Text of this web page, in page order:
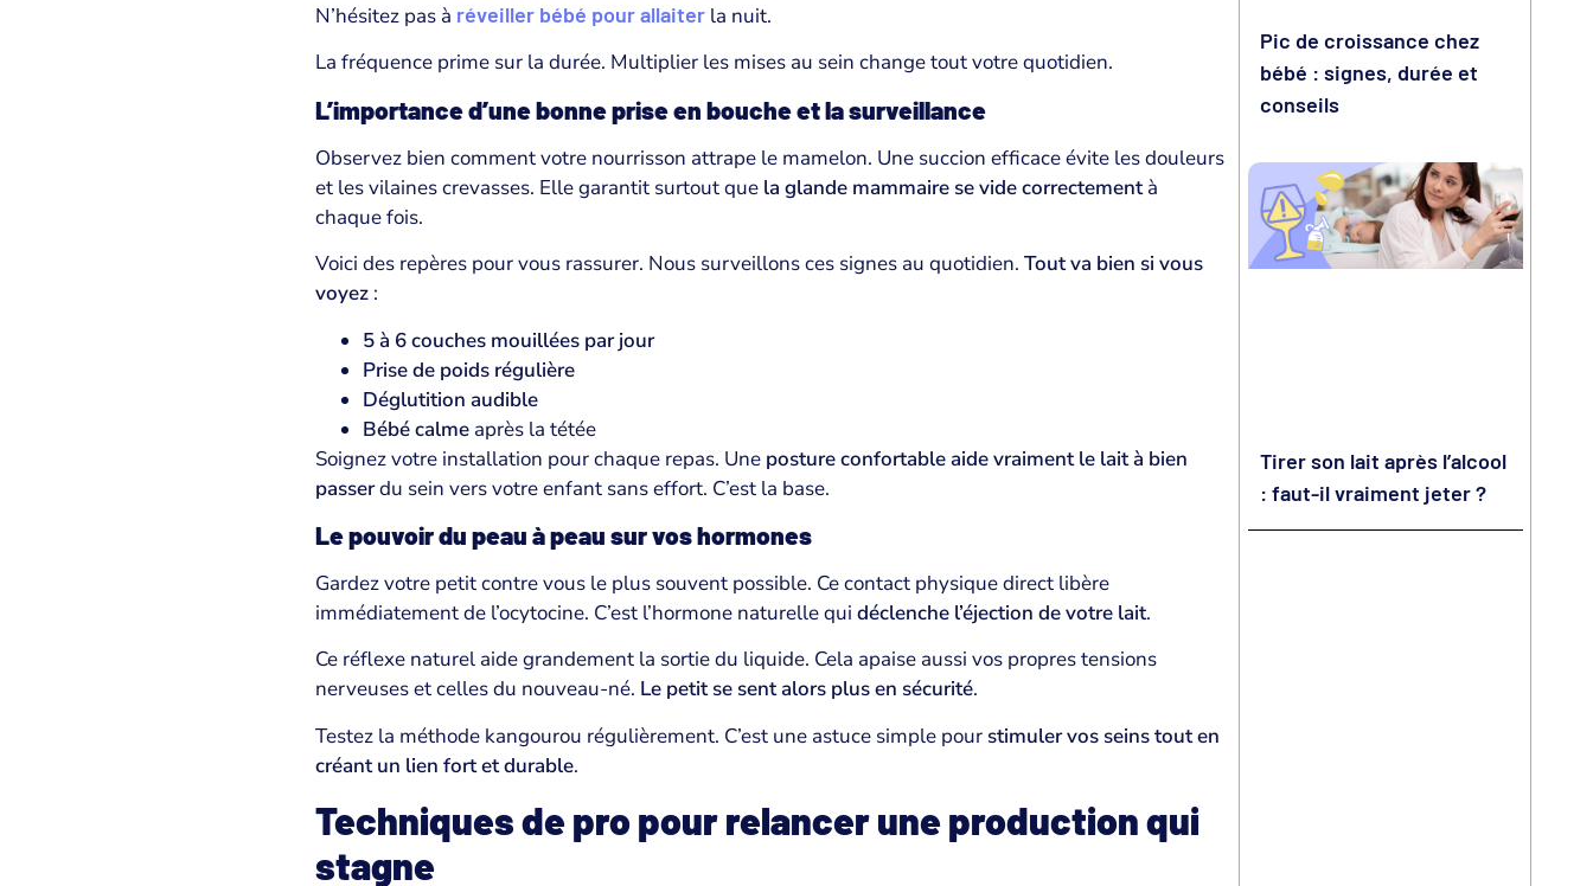
N’hésitez pas à réveiller bébé pour allaiter la nuit.
La fréquence prime sur la durée. Multiplier les mises au sein change tout votre quotidien.
L’importance d’une bonne prise en bouche et la surveillance
Observez bien comment votre nourrisson attrape le mamelon. Une succion efficace évite les douleurs
et les vilaines crevasses. Elle garantit surtout que la glande mammaire se vide correctementà
chaque fois.
Voici des repères pour vous rassurer. Nous surveillons ces signes au quotidien. Tout va bien si vous
voyez :
5 à 6 couches mouillées par jour
Prise de poids régulière
Déglutition audible
Bébé calme après la tétée
Soignez votre installation pour chaque repas. Une posture confortable aide vraiment le lait à bien
passerdu sein vers votre enfant sans effort. C’est la base.
Le pouvoir du peau à peau sur vos hormones
Gardez votre petit contre vous le plus souvent possible. Ce contact physique direct libère
immédiatement de l’ocytocine. C’est l’hormone naturelle qui déclenche l’éjection de votre lait.
Ce réflexe naturel aide grandement la sortie du liquide. Cela apaise aussi vos propres tensions
nerveuses et celles du nouveau-né. Le petit se sent alors plus en sécurité.
Testez la méthode kangourou régulièrement. C’est une astuce simple pour stimuler vos seins tout en
créant un lien fort et durable.
Techniques de pro pour relancer une production qui
stagne
Pic de croissance chez
bébé : signes, durée et
conseils
Tirer son lait après l’alcool
: faut-il vraiment jeter ?